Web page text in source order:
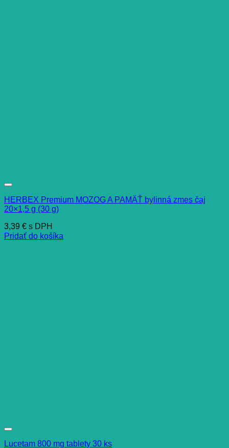
HERBEX Premium MOZOG A PAMÄŤ bylinná zmes čaj
20×1,5 g (30 g)
3,39 € s DPH
Pridať do košíka
Lucetam 800 mg tablety 30 ks